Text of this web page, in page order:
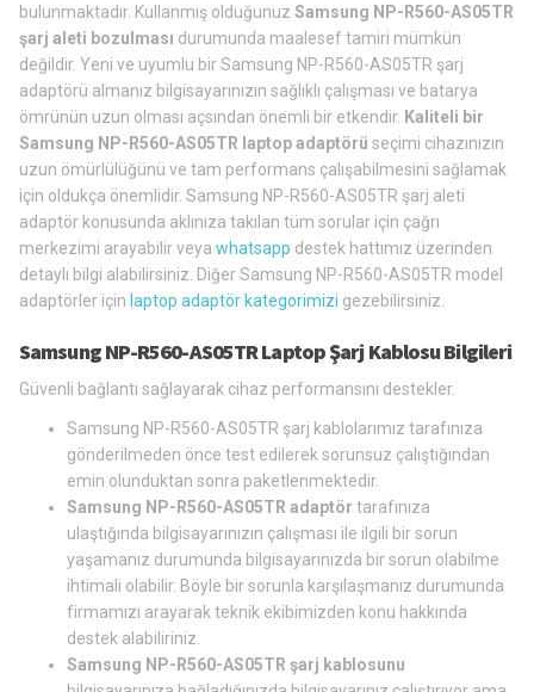
bulunmaktadır. Kullanmış olduğunuz Samsung NP-R560-AS05TR
şarj aleti bozulması durumunda maalesef tamiri mümkün
değildir. Yeni ve uyumlu bir Samsung NP-R560-AS05TR şarj
adaptörü almanız bilgisayarınızın sağlıklı çalışması ve batarya
ömrünün uzun olması açsından önemli bir etkendir. Kaliteli bir
Samsung NP-R560-AS05TR laptop adaptörü seçimi cihazınızın
uzun ömürlülüğünü ve tam performans çalışabilmesini sağlamak
için oldukça önemlidir. Samsung NP-R560-AS05TR şarj aleti
adaptör konusunda aklınıza takılan tüm sorular için çağrı
merkezimi arayabilir veya whatsapp destek hattımız üzerinden
detaylı bilgi alabilirsiniz. Diğer Samsung NP-R560-AS05TR model
adaptörler için laptop adaptör kategorimizi gezebilirsiniz.
Samsung NP-R560-AS05TR Laptop Şarj Kablosu Bilgileri
Güvenli bağlantı sağlayarak cihaz performansını destekler.
Samsung NP-R560-AS05TR şarj kablolarımız tarafınıza
gönderilmeden önce test edilerek sorunsuz çalıştığından
emin olunduktan sonra paketlenmektedir.
Samsung NP-R560-AS05TR adaptör tarafınıza
ulaştığında bilgisayarınızın çalışması ile ilgili bir sorun
yaşamanız durumunda bilgisayarınızda bir sorun olabilme
ihtimali olabilir. Böyle bir sorunla karşılaşmanız durumunda
firmamızı arayarak teknik ekibimizden konu hakkında
destek alabiliriniz.
Samsung NP-R560-AS05TR şarj kablosunu